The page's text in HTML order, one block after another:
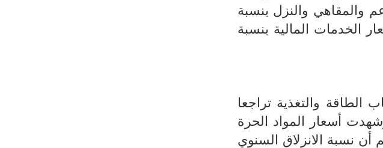
والمقاهي والنزل بنسبة
الخدمات المالية بنسبة
تراجعا
أسعار المواد الحرة
أن نسبة الانزلاق السنوي